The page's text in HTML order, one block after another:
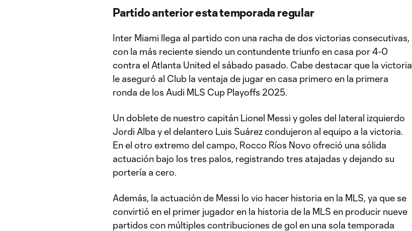
Partido anterior esta temporada regular
Inter Miami llega al partido con una racha de dos victorias consecutivas,
con la más reciente siendo un contundente triunfo en casa por 4-0
contra el Atlanta United el sábado pasado. Cabe destacar que la victoria
le aseguró al Club la ventaja de jugar en casa primero en la primera
ronda de los Audi MLS Cup Playoffs 2025.
Un doblete de nuestro capitán Lionel Messi y goles del lateral izquierdo
Jordi Alba y el delantero Luis Suárez condujeron al equipo a la victoria.
En el otro extremo del campo, Rocco Ríos Novo ofreció una sólida
actuación bajo los tres palos, registrando tres atajadas y dejando su
portería a cero.
Además, la actuación de Messi lo vio hacer historia en la MLS, ya que se
convirtió en el primer jugador en la historia de la MLS en producir nueve
partidos con múltiples contribuciones de gol en una sola temporada